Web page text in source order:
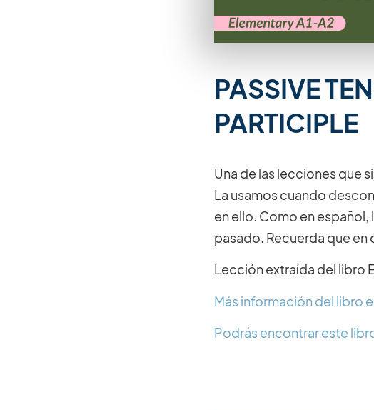
PASSIVE
PARTICIPLE
Una de las lecciones que
La usamos cuando
en ello. Como en español,
pasado. Recuerda que
Lección extraída del libro
Más información del libro
Podrás encontrar este